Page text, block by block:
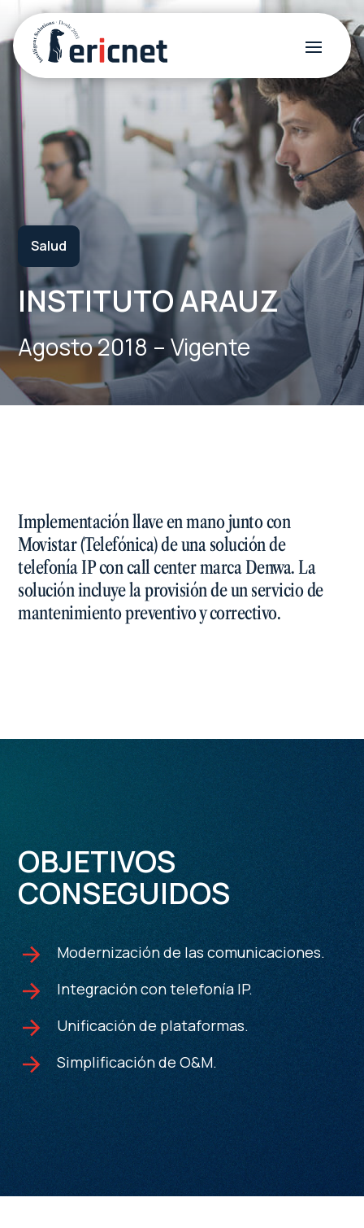
Salud
INSTITUTO ARAUZ
Agosto 2018 – Vigente
Implementación llave en mano junto con
Movistar (Telefónica) de una solución de
telefonía IP con call center marca Denwa. La
solución incluye la provisión de un servicio de
mantenimiento preventivo y correctivo.
OBJETIVOS
CONSEGUIDOS
Modernización de las comunicaciones.
Integración con telefonía IP.
Unificación de plataformas.
Simplificación de O&M.